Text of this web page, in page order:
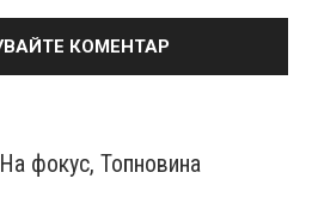
На фокус, Топновина